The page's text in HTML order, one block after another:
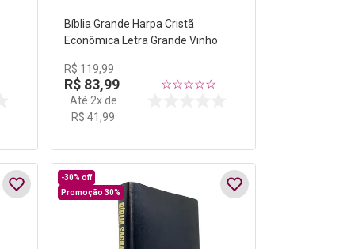
Bíblia Grande Harpa Cristã
Econômica Letra Grande Vinho
R$119,99
R$ 83,99
Até 2x de
R$ 41,99
☆☆☆☆☆
-30% off
Promoção 30%